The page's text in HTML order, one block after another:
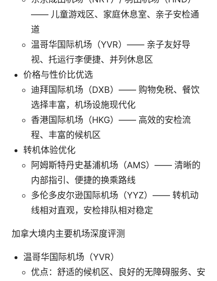
—— 儿童游戏区、家庭休息室、亲子安检通
道
温哥华国际机场（YVR）—— 亲子友好导
视、托运行李便捷、并列休息区
价格与性价比优选
迪拜国际机场（DXB）—— 购物免税、餐饮
选择丰富，机场设施现代化
香港国际机场（HKG）—— 高效的安检流
程、丰富的候机区
转机体验优化
阿姆斯特丹史基浦机场（AMS）—— 清晰的
内部指引、便捷的换乘路线
多伦多皮尔逊国际机场（YYZ）—— 转机动
线相对直观，安检排队相对稳定
加拿大境内主要机场深度评测
温哥华国际机场（YVR）
优点：舒适的候机区、良好的无障碍服务、安